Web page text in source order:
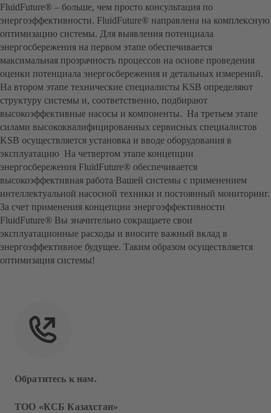
FluidFuture® – больше, чем просто консультация по
энергоэффективности. FluidFuture® направлена на комплексную
оптимизацию системы. Для выявления потенциала
энергосбережения на первом этапе обеспечивается
максимальная прозрачность процессов на основе проведения
оценки потенциала энергосбережения и детальных измерений.
На втором этапе технические специалисты KSB определяют
структуру системы и, соответственно, подбирают
высокоэффективные насосы и компоненты. На третьем этапе
силами высококвалифицированных сервисных специалистов
KSB осуществляется установка и вводе оборудования в
эксплуатацию На четвертом этапе концепции
энергосбережения FluidFuture® обеспечивается
высокоэффективная работа Вашей системы с применением
интеллектуальной насосной техники и постоянный мониторинг.
За счет применения концепции энергоэффективности
FluidFuture® Вы значительно сокращаете свои
эксплуатационные расходы и вносите важный вклад в
энергоэффективное будущее. Таким образом осуществляется
оптимизация системы!
Обратитесь к нам.
ТОО «КСБ Казахстан»